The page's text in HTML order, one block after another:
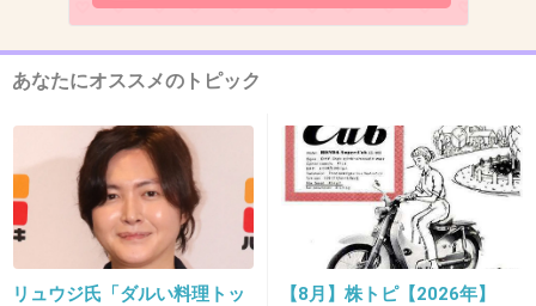
2012/11/21(水) 12:59:56
自分自身がそうなんだが、嫌いな男性とでも、
しかし、友達には、その人の悪口を結構言って
たりする。
私って、十分、怖い女だ(爆)
+26
あなたにオススメのトピック
リュウジ氏「ダルい料理トッ
【8月】株トピ【2026年】